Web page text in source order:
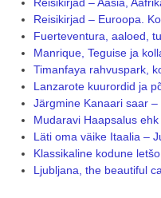
Reisikirjad – Euroopa.
Fuerteventura, aaloed,
Manrique, Teguise ja
Timanfaya rahvuspark,
Lanzarote kuurordid ja
Järgmine Kanaari saar
Mudaravi Haapsalus
Läti oma väike Itaalia –
Klassikaline kodune letšo
Ljubljana, the beautiful